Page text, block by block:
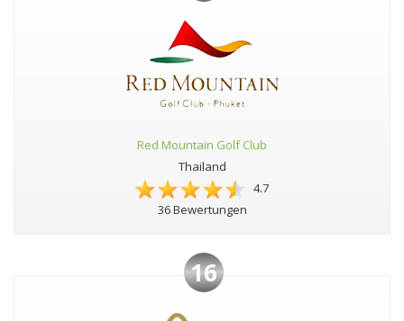
Red Mountain Golf Club
Thailand
4.7
36 Bewertungen
16